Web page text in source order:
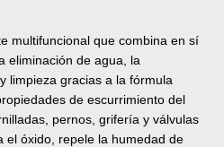
multifuncional que combina en sí
eliminación de agua, la
limpieza gracias a la fórmula
de escurrimiento del
pernos, grifería y válvulas
el óxido, repele la humedad de